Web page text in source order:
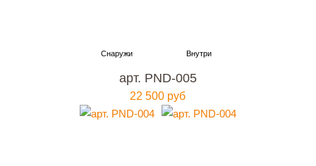
арт. PND-005
22 500 руб